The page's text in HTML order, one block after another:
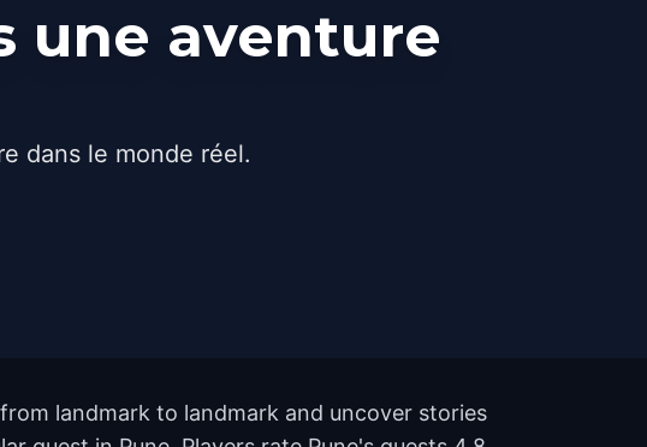
une aventure
dans le monde réel.
landmark to landmark and uncover stories